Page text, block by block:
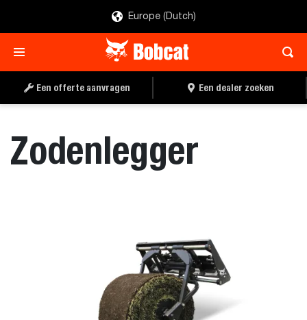
Europe (Dutch)
Een offerte aanvragen Een dealer zoeken
Zodenlegger
EEN DEALER ZOEKEN